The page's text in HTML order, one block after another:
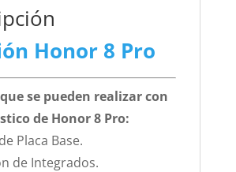
Honor 8 Pro
se pueden realizar con
de Honor 8 Pro:
Placa Base.
de Integrados.